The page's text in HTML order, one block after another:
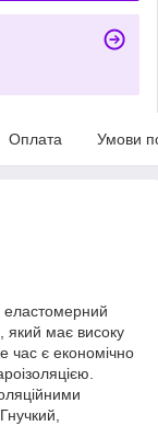
Оплата Умови
еластомерний
який має високу
час є економічно